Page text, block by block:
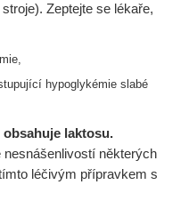
Zeptejte se lékaře,
hypoglykémie slabé
laktosu.
některých
léčivým přípravkem s